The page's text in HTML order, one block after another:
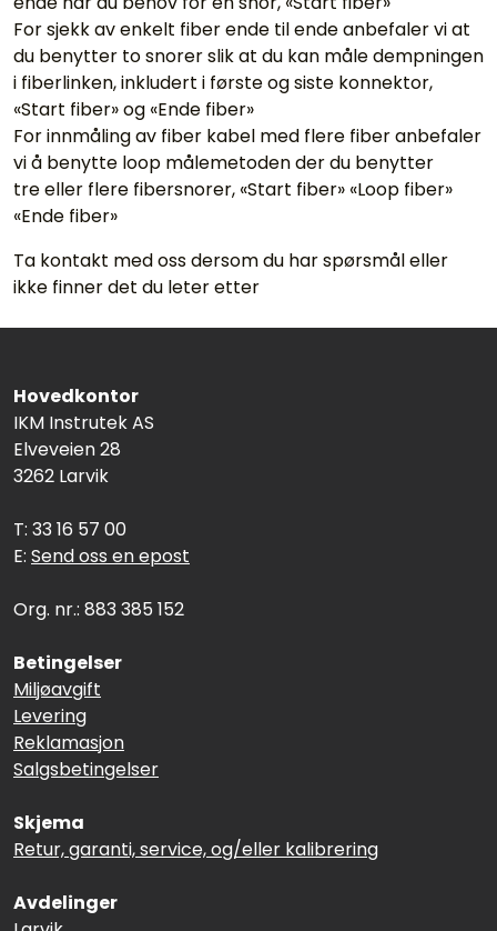
For sjekk av enkelt fiber ende til ende anbefaler vi at
du benytter to snorer slik at du kan måle dempningen
i fiberlinken, inkludert i første og siste konnektor,
«Start fiber» og «Ende fiber»
For innmåling av fiber kabel med flere fiber anbefaler
vi å benytte loop målemetoden der du benytter
tre eller flere fibersnorer, «Start fiber» «Loop fiber»
«Ende fiber»
Ta kontakt med oss dersom du har spørsmål eller
ikke finner det du leter etter
Hovedkontor
IKM Instrutek AS
Elveveien 28
3262 Larvik
T: 33 16 57 00
E: Send oss en epost
Org. nr.: 883 385 152
Betingelser
Miljøavgift
Levering
Reklamasjon
Salgsbetingelser
Skjema
Retur, garanti, service, og/eller kalibrering
Avdelinger